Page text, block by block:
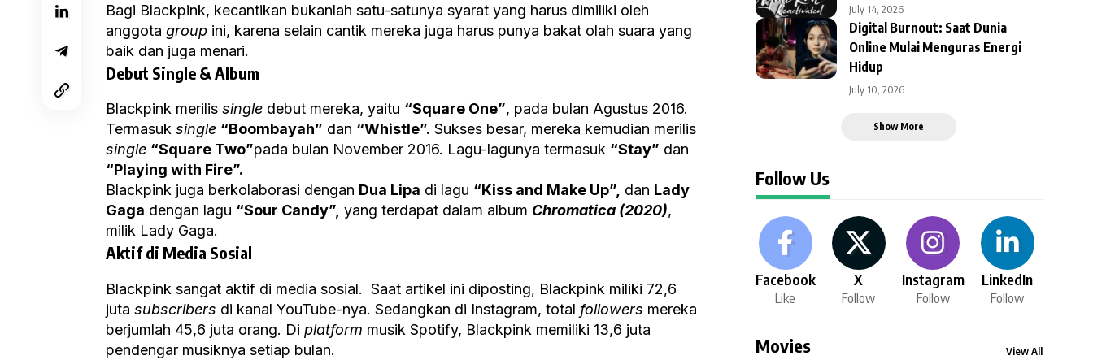
Bagi Blackpink, kecantikan bukanlah satu-satunya syarat yang harus dimiliki oleh
anggota group ini, karena selain cantik mereka juga harus punya bakat olah suara yang
baik dan juga menari.
Debut Single & Album
Blackpink merilis single debut mereka, yaitu “Square One”, pada bulan Agustus 2016.
Termasuk single “Boombayah” dan “Whistle”. Sukses besar, mereka kemudian merilis
single “Square Two”pada bulan November 2016. Lagu-lagunya termasuk “Stay” dan
“Playing with Fire”.
Blackpink juga berkolaborasi dengan Dua Lipa di lagu “Kiss and Make Up”, dan Lady
Gaga dengan lagu “Sour Candy”, yang terdapat dalam album Chromatica (2020),
milik Lady Gaga.
Aktif di Media Sosial
Blackpink sangat aktif di media sosial. Saat artikel ini diposting, Blackpink miliki 72,6
juta subscribers di kanal YouTube-nya. Sedangkan di Instagram, total followers mereka
berjumlah 45,6 juta orang. Di platform musik Spotify, Blackpink memiliki 13,6 juta
pendengar musiknya setiap bulan.
July 14, 2026
Digital Burnout: Saat Dunia
Online Mulai Menguras Energi
Hidup
July 10, 2026
Show More
Follow Us
Facebook
Like
X
Follow
Instagram
Follow
LinkedIn
Follow
Movies View All